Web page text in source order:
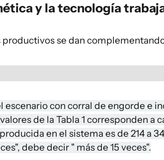
y la tecnología
productivos se dan
escenario con corral de engorde e
de la Tabla 1 corresponden a
en el sistema es de 214 a
debe decir " más de 15 veces".